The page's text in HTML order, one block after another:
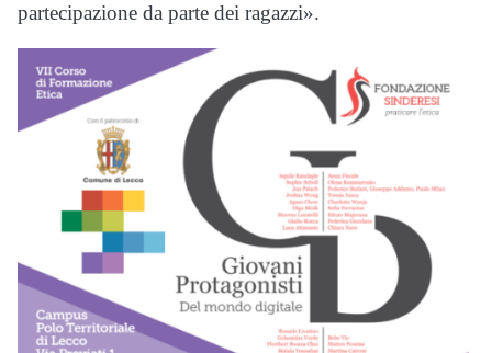
partecipazione da parte dei ragazzi».